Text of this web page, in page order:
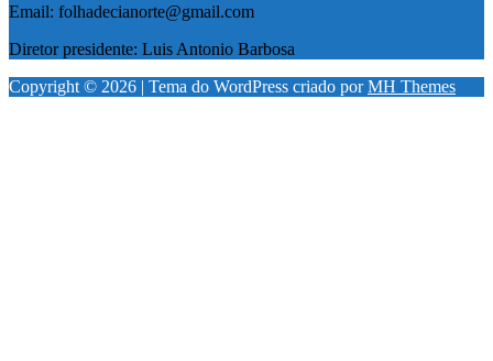
Email: folhadecianorte@gmail.com
Diretor presidente: Luis Antonio Barbosa
Copyright © 2026 | Tema do WordPress criado porMH Themes